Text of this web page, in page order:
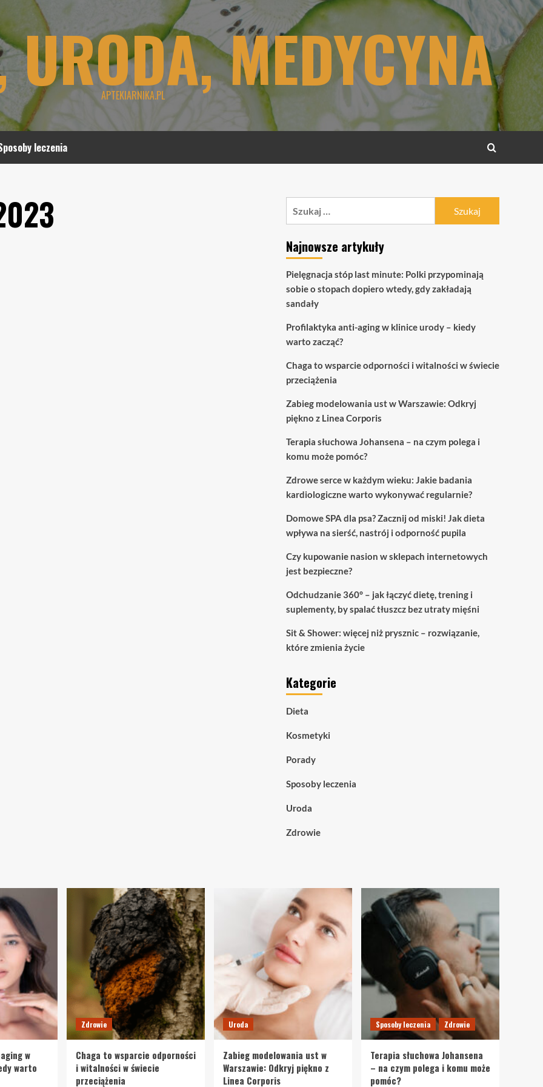
URODA, MEDYCYNA
APTEKIARNIKA.PL
leczenia
Najnowsze artykuły
Pielęgnacja stóp last minute: Polki przypominają
sobie o stopach dopiero wtedy, gdy zakładają
sandały
Profilaktyka anti-aging w klinice urody – kiedy
warto zacząć?
Chaga to wsparcie odporności i witalności w świecie
przeciążenia
Zabieg modelowania ust w Warszawie: Odkryj
piękno z Linea Corporis
Terapia słuchowa Johansena – na czym polega i
komu może pomóc?
Zdrowe serce w każdym wieku: Jakie badania
kardiologiczne warto wykonywać regularnie?
Domowe SPA dla psa? Zacznij od miski! Jak dieta
wpływa na sierść, nastrój i odporność pupila
Czy kupowanie nasion w sklepach internetowych
jest bezpieczne?
Odchudzanie 360° – jak łączyć dietę, trening i
suplementy, by spalać tłuszcz bez utraty mięśni
Sit & Shower: więcej niż prysznic – rozwiązanie,
które zmienia życie
Kategorie
Dieta
Kosmetyki
Porady
Sposoby leczenia
Uroda
Zdrowie
w
warto
Zdrowie
Chaga to wsparcie odporności
i witalności w świecie
przeciążenia
Uroda
Zabieg modelowania ust w
Warszawie: Odkryj piękno z
Linea Corporis
Sposoby leczenia Zdrowie
Terapia słuchowa Johansena
– na czym polega i komu może
pomóc?